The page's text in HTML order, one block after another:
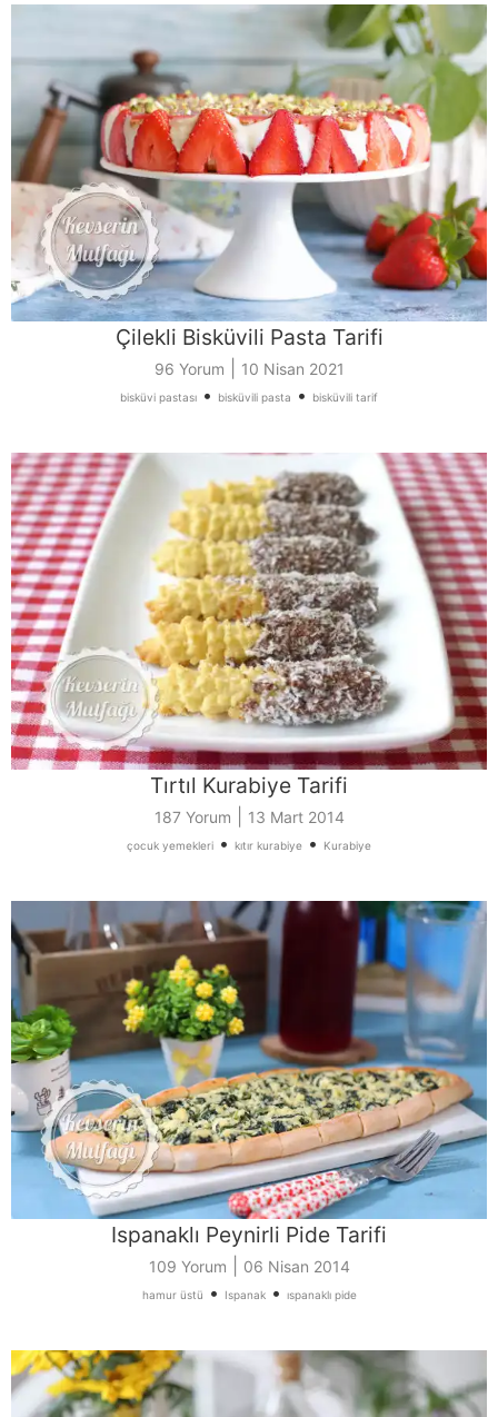
Çilekli Bisküvili Pasta Tarifi
96 Yorum 10 Nisan 2021
bisküvi pastası • bisküvili pasta • bisküvili tarif
Tırtıl Kurabiye Tarifi
187 Yorum 13 Mart 2014
çocuk yemekleri • kıtır kurabiye • Kurabiye
Ispanaklı Peynirli Pide Tarifi
109 Yorum 06 Nisan 2014
hamur üstü • Ispanak• ıspanaklı pide